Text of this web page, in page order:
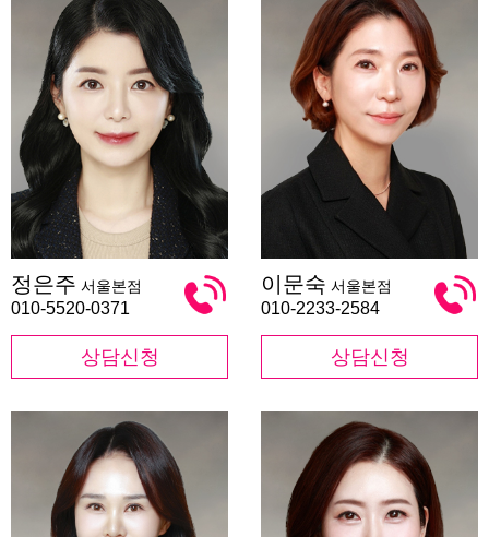
은
주
정은주 서울본점
010-5520-0371
상담신청
문
숙
이문숙 서울본점
010-2233-2584
상담신청